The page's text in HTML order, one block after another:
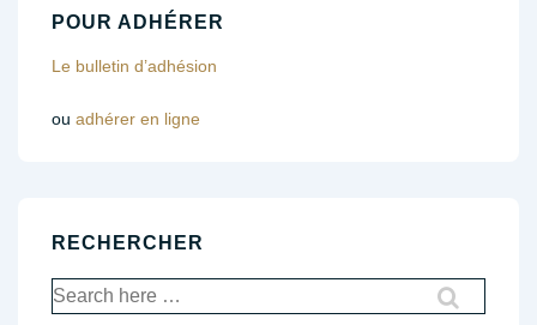
POUR ADHÉRER
Le bulletin d’adhésion
ou adhérer en ligne
RECHERCHER
Recherche
pour: